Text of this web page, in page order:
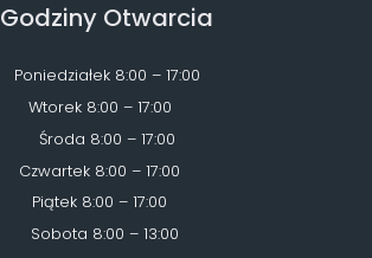
Godziny Otwarcia
Poniedziałek 8:00 – 17:00
Wtorek 8:00 – 17:00
Środa 8:00 – 17:00
Czwartek 8:00 – 17:00
Piątek 8:00 – 17:00
Sobota 8:00 – 13:00